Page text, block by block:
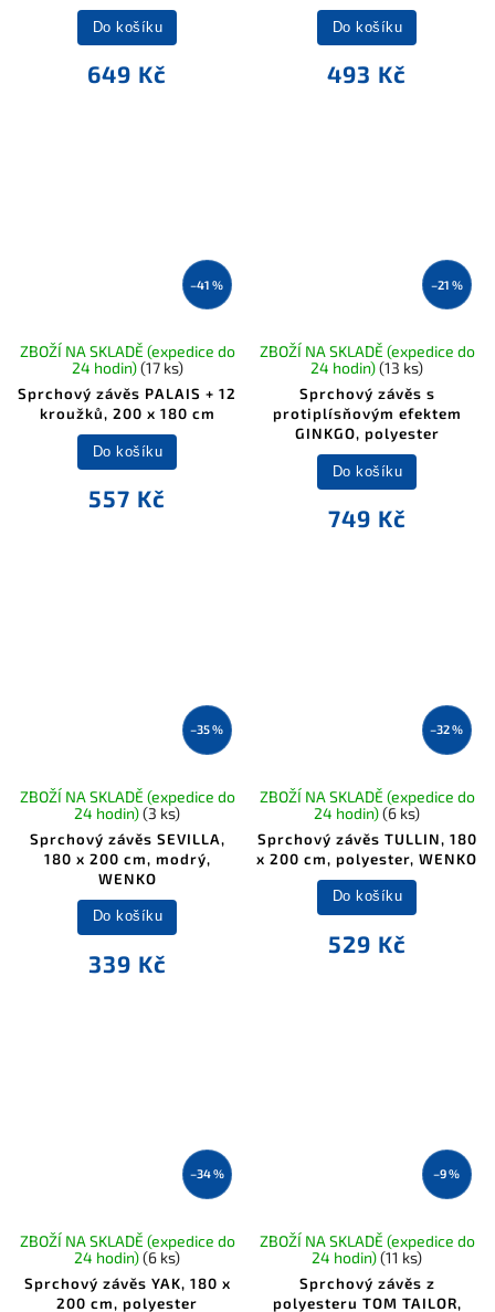
649 Kč
Do košíku
493 Kč
Do košíku
–41 %
Sprchový závěs PALAIS + 12
kroužků, 200 x 180 cm
ZBOŽÍ NA SKLADĚ (expedice do
24 hodin)(17 ks)
557 Kč
Do košíku
–21 %
Sprchový závěs s
protiplísňovým efektem
GINKGO, polyester
ZBOŽÍ NA SKLADĚ (expedice do
24 hodin)(13 ks)
749 Kč
Do košíku
–35 %
Sprchový závěs SEVILLA,
180 x 200 cm, modrý,
WENKO
ZBOŽÍ NA SKLADĚ (expedice do
24 hodin)(3 ks)
339 Kč
Do košíku
–32 %
Sprchový závěs TULLIN, 180
x 200 cm, polyester, WENKO
ZBOŽÍ NA SKLADĚ (expedice do
24 hodin)(6 ks)
529 Kč
Do košíku
–34 %
Sprchový závěs YAK, 180 x
200 cm, polyester
ZBOŽÍ NA SKLADĚ (expedice do
24 hodin)(6 ks)
–9 %
Sprchový závěs z
polyesteru TOM TAILOR,
ZBOŽÍ NA SKLADĚ (expedice do
24 hodin)(11 ks)